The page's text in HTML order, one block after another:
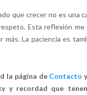
que crecer no es una
Esta reflexión me
más. La paciencia es
la página de Contacto
y recordad que